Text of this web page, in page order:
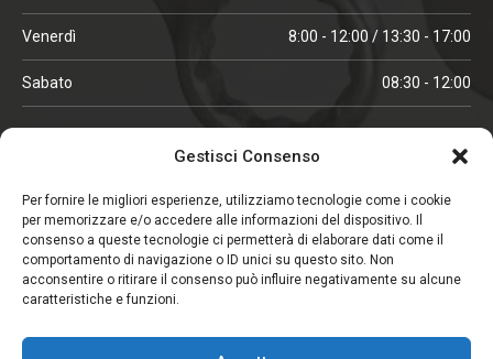
Gestisci Consenso
Per fornire le migliori esperienze, utilizziamo tecnologie come i cookie
per memorizzare e/o accedere alle informazioni del dispositivo. Il
consenso a queste tecnologie ci permetterà di elaborare dati come il
comportamento di navigazione o ID unici su questo sito. Non
acconsentire o ritirare il consenso può influire negativamente su alcune
caratteristiche e funzioni.
Venerdì 8:00 - 12:00 / 13:30 - 17:00
Sabato 08:30 - 12:00
ORARI IN ALTA STAGIONE
Lunedì - Venerdì 08:00 - 12:00 / 13:30 -18:00
Sabato 08:00 - 12:00
CHIUSO IL SABATO